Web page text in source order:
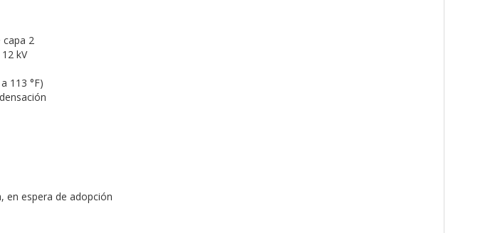
capa 2
kV
113 °F)
en espera de adopción